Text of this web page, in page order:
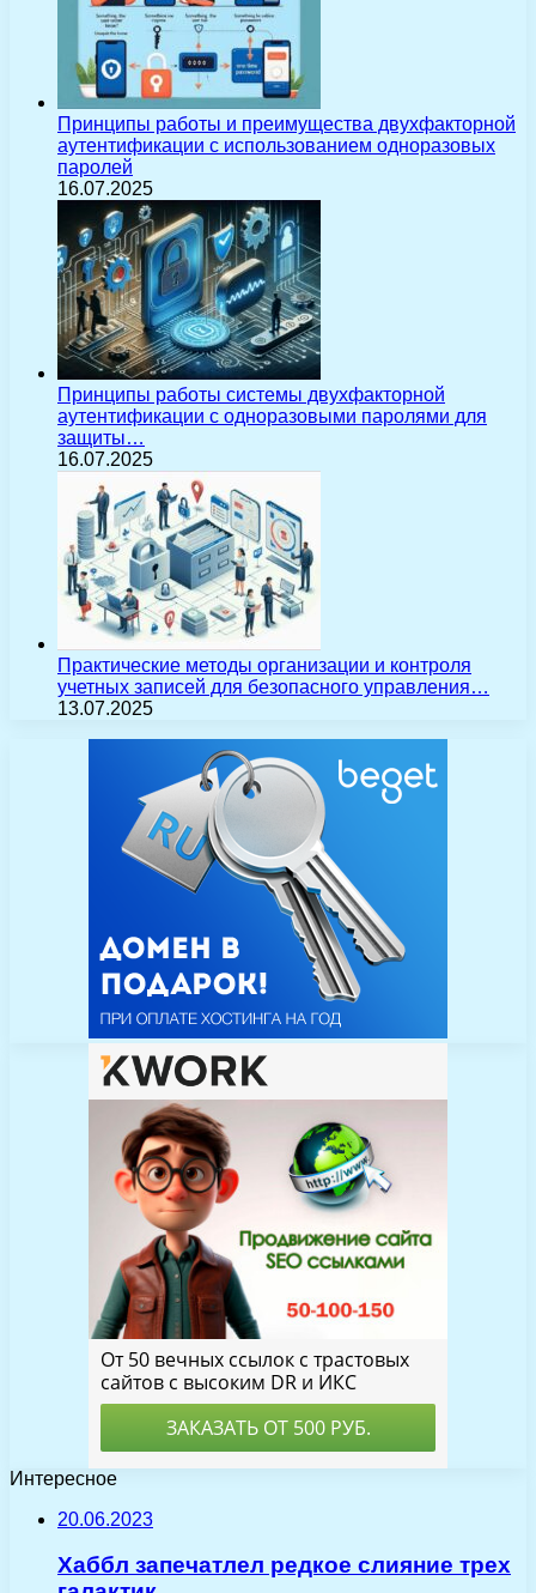
Принципы работы и преимущества двухфакторной
аутентификации с использованием одноразовых
паролей
16.07.2025
Принципы работы системы двухфакторной
аутентификации с одноразовыми паролями для
защиты…
16.07.2025
Практические методы организации и контроля
учетных записей для безопасного управления…
13.07.2025
Интересное
20.06.2023
Хаббл запечатлел редкое слияние трех